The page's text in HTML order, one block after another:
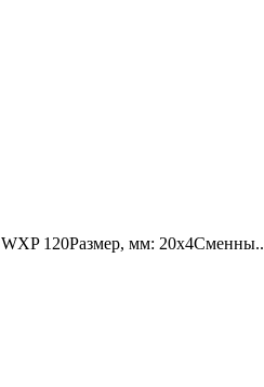
WXP 120Размер, мм: 20x4Сменны..